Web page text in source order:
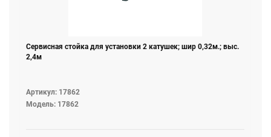
Сервисная стойка для установки 2 катушек; шир 0,32м.; выс.
2,4м
Артикул: 17862
Модель: 17862